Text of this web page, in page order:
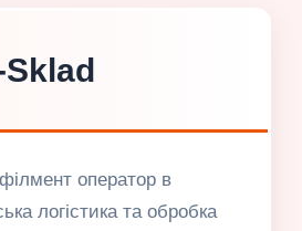
Sklad
оператор в
логістика та обробка